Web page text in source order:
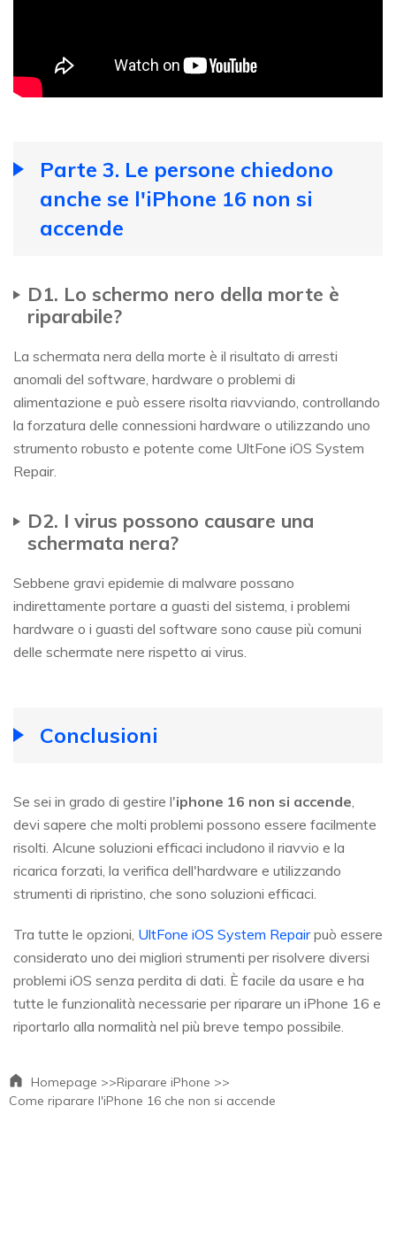
Parte 3. Le persone chiedono
anche se l'iPhone 16 non si
accende
D1. Lo schermo nero della morte è
riparabile?
La schermata nera della morte è il risultato di arresti
anomali del software, hardware o problemi di
alimentazione e può essere risolta riavviando, controllando
la forzatura delle connessioni hardware o utilizzando uno
strumento robusto e potente come UltFone iOS System
Repair.
D2. I virus possono causare una
schermata nera?
Sebbene gravi epidemie di malware possano
indirettamente portare a guasti del sistema, i problemi
hardware o i guasti del software sono cause più comuni
delle schermate nere rispetto ai virus.
Conclusioni
Se sei in grado di gestire l'iphone 16 non si accende,
devi sapere che molti problemi possono essere facilmente
risolti. Alcune soluzioni efficaci includono il riavvio e la
ricarica forzati, la verifica dell'hardware e utilizzando
strumenti di ripristino, che sono soluzioni efficaci.
Tra tutte le opzioni, UltFone iOS System Repairpuò essere
considerato uno dei migliori strumenti per risolvere diversi
problemi iOS senza perdita di dati. È facile da usare e ha
tutte le funzionalità necessarie per riparare un iPhone 16 e
riportarlo alla normalità nel più breve tempo possibile.
Homepage >>Riparare iPhone >>
Come riparare l'iPhone 16 che non si accende